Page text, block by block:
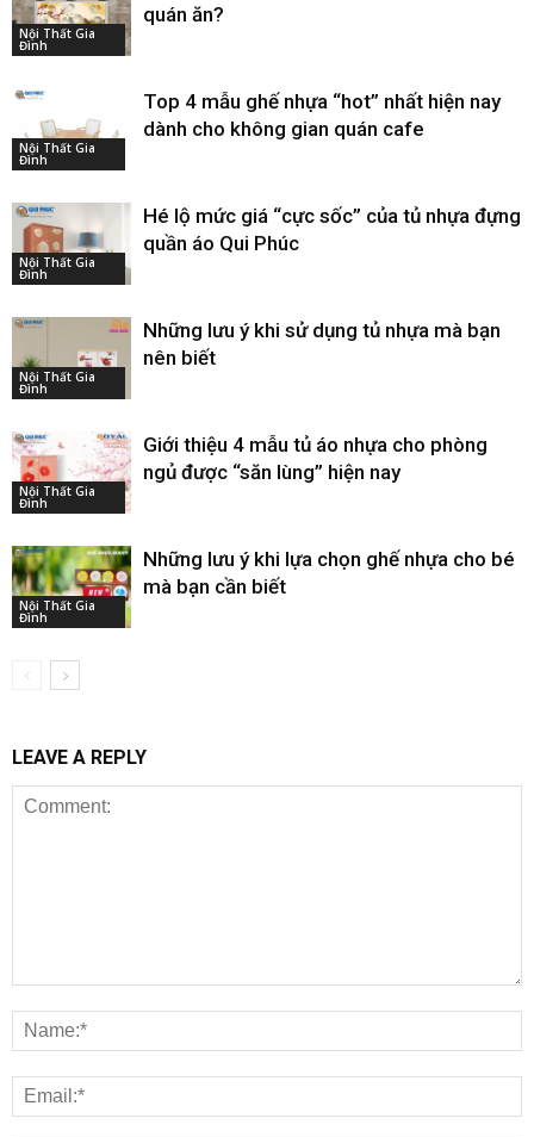
Nội Thất Gia
Đình
quán ăn?
Nội Thất Gia
Đình
Top 4 mẫu ghế nhựa “hot” nhất hiện nay
dành cho không gian quán cafe
Nội Thất Gia
Đình
Hé lộ mức giá “cực sốc” của tủ nhựa đựng
quần áo Qui Phúc
Nội Thất Gia
Đình
Những lưu ý khi sử dụng tủ nhựa mà bạn
nên biết
Nội Thất Gia
Đình
Giới thiệu 4 mẫu tủ áo nhựa cho phòng
ngủ được “săn lùng” hiện nay
Nội Thất Gia
Đình
Những lưu ý khi lựa chọn ghế nhựa cho bé
mà bạn cần biết
LEAVE A REPLY